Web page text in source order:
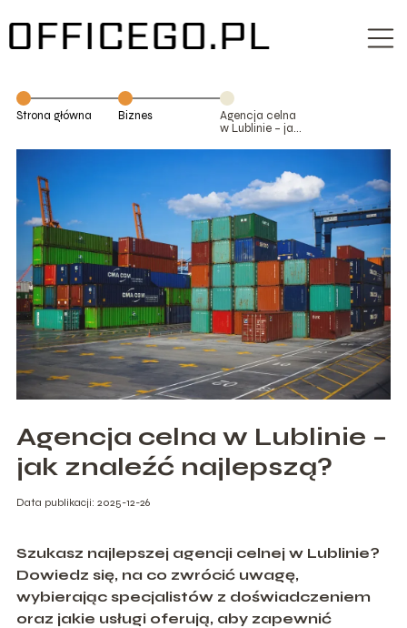
Strona główna Biznes
Agencja celna
w Lublinie – jak
najlepszą?
Agencja celna w Lublinie –
jak znaleźć najlepszą?
Data publikacji: 2025-12-26
Szukasz najlepszej agencji celnej w Lublinie?
Dowiedz się, na co zwrócić uwagę,
wybierając specjalistów z doświadczeniem
oraz jakie usługi oferują, aby zapewnić